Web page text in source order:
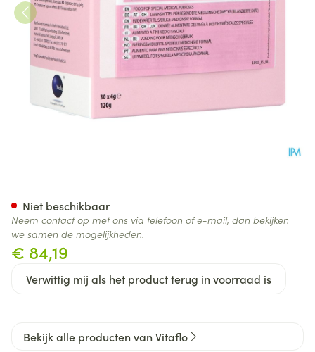
€ 84,19
Verwittig mij als het product terug in voorraad is
Niet beschikbaar
Neem contact op met ons via telefoon of e-mail, dan bekijken
we samen de mogelijkheden.
Bekijk alle producten van Vitaflo